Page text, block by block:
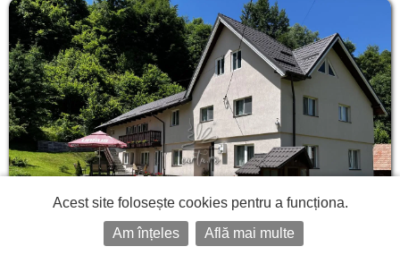
Acest site folosește cookies pentru a funcționa.
Am înțeles
Află mai multe